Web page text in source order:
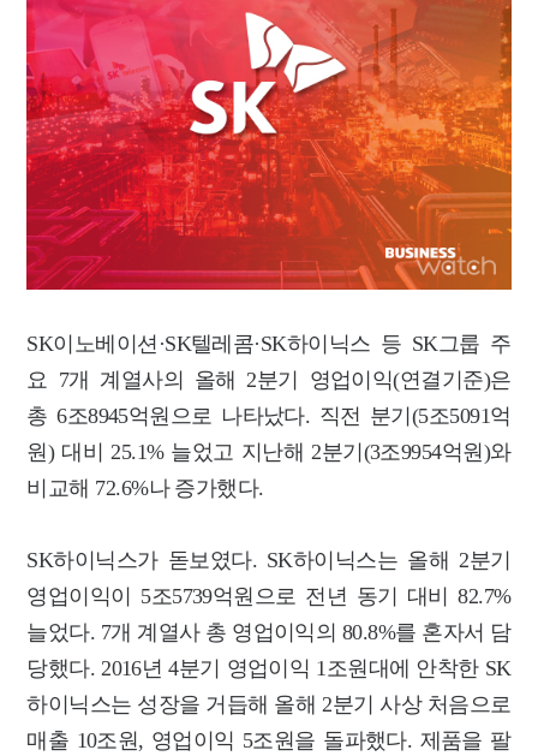
SK이노베이션·SK텔레콤·SK하이닉스 등 SK그룹 주
요 7개 계열사의 올해 2분기 영업이익(연결기준)은
총 6조8945억원으로 나타났다. 직전 분기(5조5091억
원) 대비 25.1% 늘었고 지난해 2분기(3조9954억원)와
비교해 72.6%나 증가했다.
SK하이닉스가 돋보였다. SK하이닉스는 올해 2분기
영업이익이 5조5739억원으로 전년 동기 대비 82.7%
늘었다. 7개 계열사 총 영업이익의 80.8%를 혼자서 담
당했다. 2016년 4분기 영업이익 1조원대에 안착한 SK
하이닉스는 성장을 거듭해 올해 2분기 사상 처음으로
매출 10조원, 영업이익 5조원을 돌파했다. 제품을 팔